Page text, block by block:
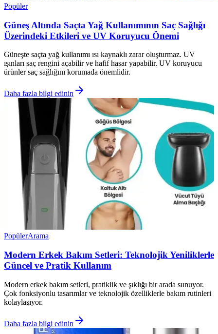
Popüler
Güneş Altında Saçta Yağ Kullanımının Saç Sağlığı
Üzerindeki Etkileri ve UV Koruyucu Önemi
Güneşte saçta yağ kullanımı ısı kaynaklı zarar oluşturmaz. UV
ışınları saç rengini açabilir ve hafif hasar yapabilir. UV koruyucu
ürünler saç sağlığını korumada önemlidir.
Daha fazla bilgi edinin
PopülerArama
Modern Erkek Bakım Setleri: Teknolojik Yeniliklerle
Güncel ve Pratik Kullanım
Modern erkek bakım setleri, pratiklik ve şıklığı bir arada sunuyor.
Çok fonksiyonlu tasarımlar ve teknolojik özelliklerle bakım rutinleri
kolaylaşıyor.
Daha fazla bilgi edinin